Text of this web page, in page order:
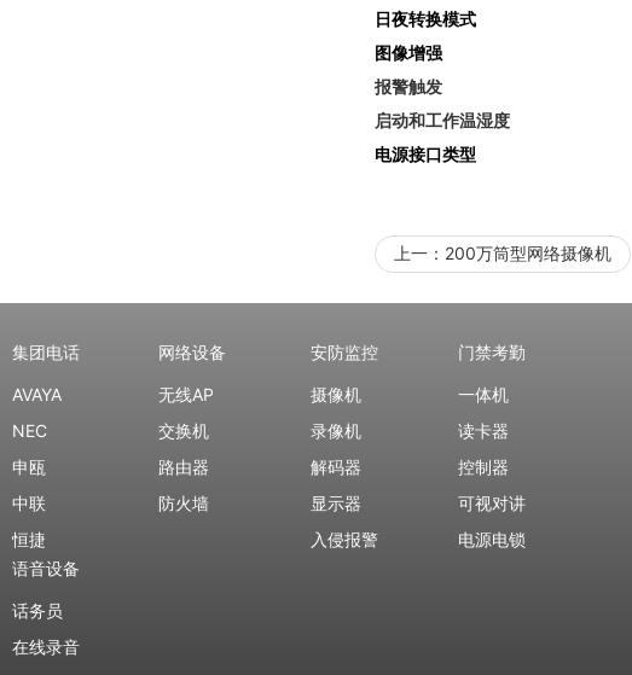
日夜转换模式
图像增强
报警触发
启动和工作温湿度
电源接口类型
上一： 200万筒型网络摄像机
集团电话
AVAYA
NEC
申瓯
中联
恒捷
网络设备
无线AP
交换机
路由器
防火墙
安防监控
摄像机
录像机
解码器
显示器
入侵报警
门禁考勤
一体机
读卡器
控制器
可视对讲
电源电锁
语音设备
话务员
在线录音